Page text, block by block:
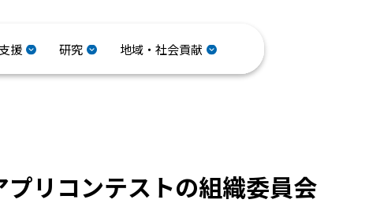
援 研究 地域・社会貢献
リコンテストの組織委員会